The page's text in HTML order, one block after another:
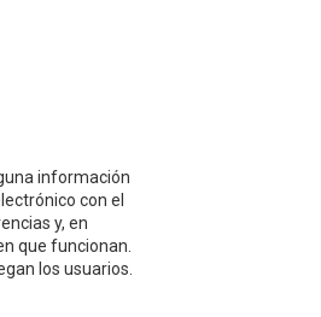
información
con el
y, en
que funcionan.
los usuarios.